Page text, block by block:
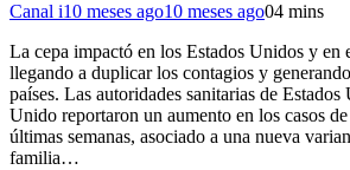
Canal i10 meses ago10 meses ago04 mins
La cepa impactó en los Estados Unidos y en
llegando a duplicar los contagios y
países. Las autoridades sanitarias de
Unido reportaron un aumento en los casos
últimas semanas, asociado a una nueva
familia…